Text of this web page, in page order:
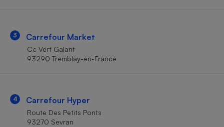
3 Carrefour Market
Cc Vert Galant
93290 Tremblay-en-France
4 Carrefour Hyper
Route Des Petits Ponts
93270 Sevran